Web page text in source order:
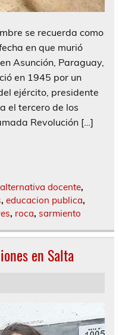
se recuerda como
en que murió
Asunción, Paraguay,
en 1945 por un
ejército, presidente
el tercero de los
Revolución […]
alternativa docente,
, educacion publica,
, roca, sarmiento
en Salta